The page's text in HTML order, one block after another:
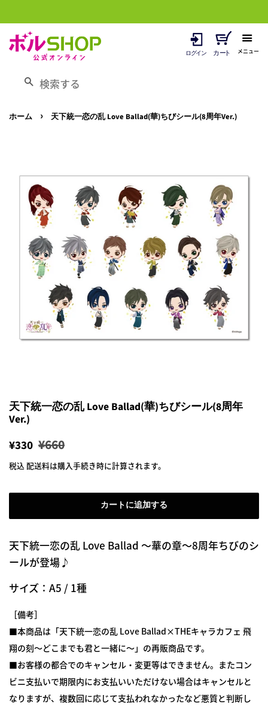
メニュー
検索する
ホーム › 天下統一恋の乱 Love Ballad(華)ちびシール(8周年Ver.)
天下統一恋の乱 Love Ballad(華)ちびシール(8周年
Ver.)
通
常
格
¥330 販
売
格
¥660
税込 配送料は購入手続き時に計算されます。
カートに追加する
天下統一恋の乱 Love Ballad ～華の章～8周年ちびのシ
ールが登場♪
サイズ：A5 / 1種
［備考］
■本商品は「天下統一恋の乱 Love Ballad×THEキャラカフェ 飛
翔の刻～どこまでも君と一緒に～」の再販商品です。
■お客様の都合でのキャンセル・変更等はできません。またコン
ビニ支払いで期限内にお支払いいただけない場合はキャンセルと
なりますが、複数回に応じて支払われなかったなど悪質と判断し